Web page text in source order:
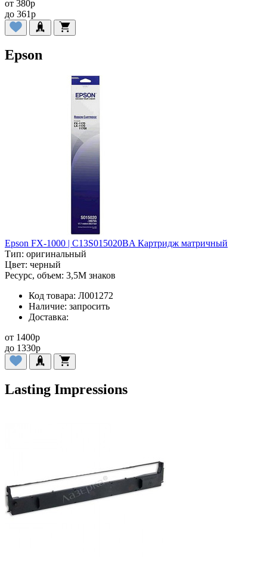
от 380p
до 361p
Epson
Epson FX-1000 | C13S015020BA Картридж матричный
Тип: оригинальный
Цвет: черный
Ресурс, объем: 3,5M знаков
Код товара: Л001272
Наличие: запросить
Доставка:
от 1400p
до 1330p
Lasting Impressions